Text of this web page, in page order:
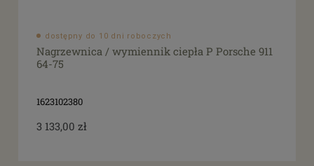
dostępny do 10 dni roboczych
Nagrzewnica / wymiennik ciepła P Porsche 911
64-75
1623102380
3 133,00 zł